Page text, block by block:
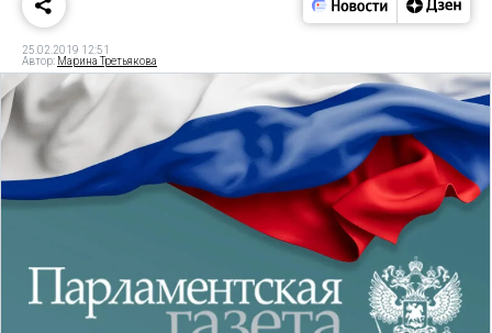
25.02.2019 12:51
Автор: Марина Третьякова